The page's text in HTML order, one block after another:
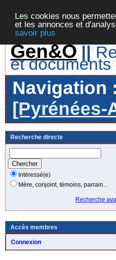
Les cookies nous
et les annonces et
savoir plus
Gen&O ||
et
Navigation
Recherche directe
Intéressé(e)
Mère, conjoint, témoins, parrain...
Recherche
Accès membres
Connexion